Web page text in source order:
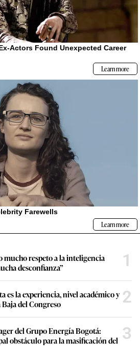
mucho respeto a la inteligencia
desconfianza”
1
es la experiencia, nivel académico y
del Congreso
2
del Grupo Energía Bogotá:
obstáculo para la masificación del 3